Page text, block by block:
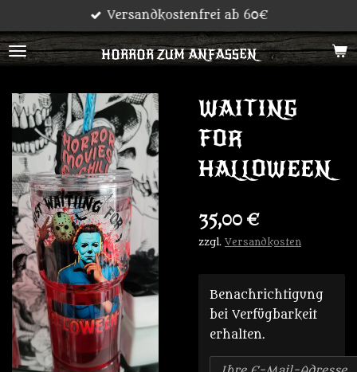
Hauptinhalt
springen
HORROR ZUM ANFASSEN
Versandkostenfrei ab 60€
WAITING
FOR
HALLOWEEN
35,00 €
zzgl. Versandkosten
Benachrichtigung
bei Verfügbarkeit
erhalten.